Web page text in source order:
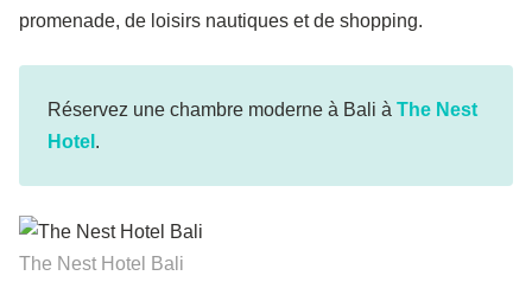
promenade, de loisirs nautiques et de shopping.
Réservez une chambre moderne à Bali à The Nest
Hotel .
The Nest Hotel Bali